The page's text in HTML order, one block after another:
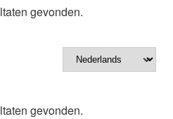
gevonden.
gevonden.